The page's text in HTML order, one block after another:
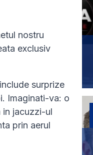
nostru
exclusiv
surprize
Imaginati-va: o
in jacuzzi-ul
prin aerul